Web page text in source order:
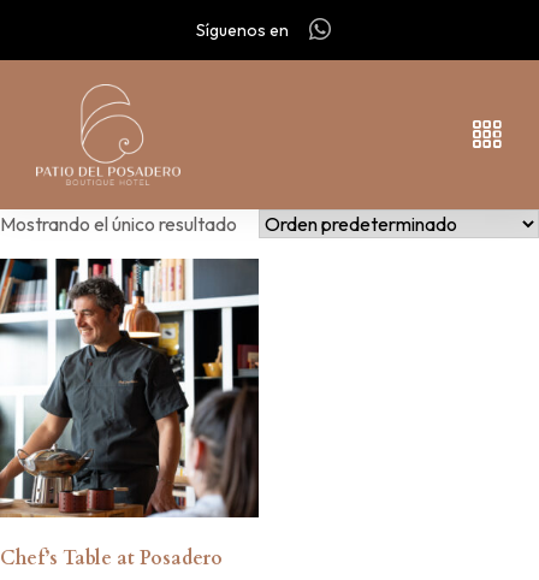
Síguenos en
Mostrando el único resultado
Chef’s Table at Posadero